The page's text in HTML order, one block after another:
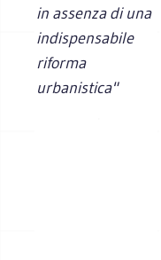
in assenza di una
indispensabile
riforma
urbanistica"